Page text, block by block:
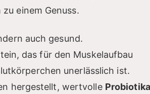
einem Genuss.
auch gesund.
das für den Muskelaufbau
unerlässlich ist.
hergestellt, wertvolle Probiotika